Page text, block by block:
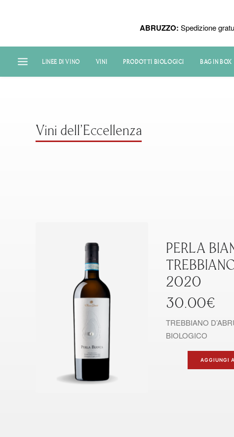
ABRUZZO: Spedizione
LINEE DI VINO VINI PRODOTTI BIOLOGICI BAG IN BOX
Vini dell'Eccellenza
PERLA
2020
30.00€
TREBBIANO
BIOLOGICO
AGGIUNGI